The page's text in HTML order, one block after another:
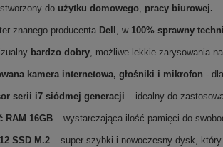
do użytku domowego, pracy biurowej.
znanego producenta Dell , w 100% sprawny
bardzo dobry, możliwe lekkie zarysowania
kamera internetowa, głośniki i mikrofon-
serii i7 siódmej generacji– idealny do
RAM 16GB – wystarczająca ilość pamięci do
SSD M.2 – super szybki i nowoczesny dysk,